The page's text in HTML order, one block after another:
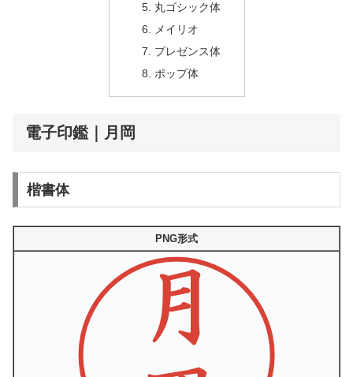
丸ゴシック体
メイリオ
プレゼンス体
ポップ体
電子印鑑｜月岡
楷書体
PNG形式